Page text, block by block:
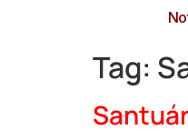
Tag: